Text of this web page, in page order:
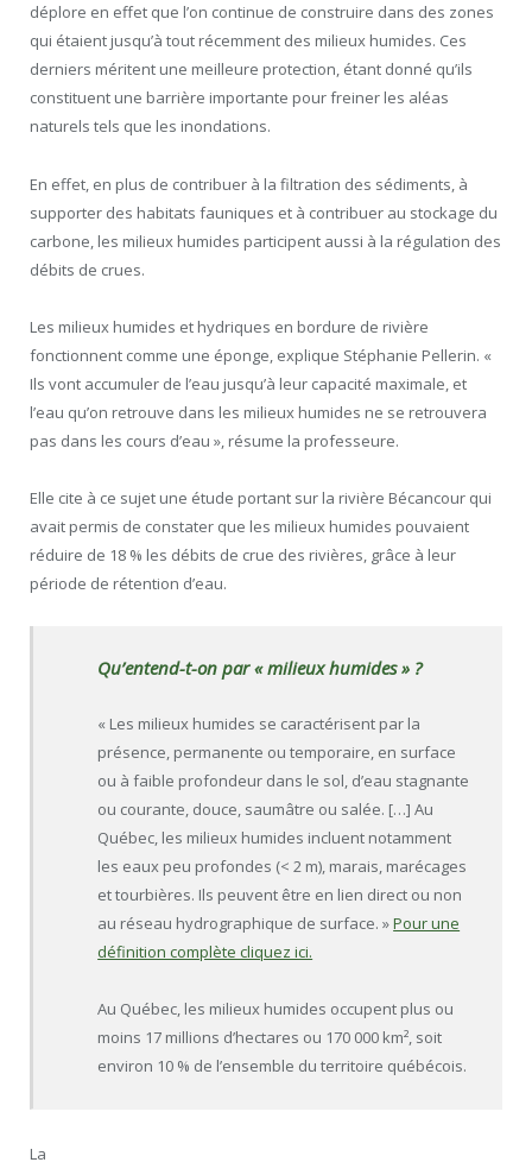
déplore en effet que l’on continue de construire dans des zones
qui étaient jusqu’à tout récemment des milieux humides. Ces
derniers méritent une meilleure protection, étant donné qu’ils
constituent une barrière importante pour freiner les aléas
naturels tels que les inondations.
En effet, en plus de contribuer à la filtration des sédiments, à
supporter des habitats fauniques et à contribuer au stockage du
carbone, les milieux humides participent aussi à la régulation des
débits de crues.
Les milieux humides et hydriques en bordure de rivière
fonctionnent comme une éponge, explique Stéphanie Pellerin. «
Ils vont accumuler de l’eau jusqu’à leur capacité maximale, et
l’eau qu’on retrouve dans les milieux humides ne se retrouvera
pas dans les cours d’eau », résume la professeure.
Elle cite à ce sujet une étude portant sur la rivière Bécancour qui
avait permis de constater que les milieux humides pouvaient
réduire de 18 % les débits de crue des rivières, grâce à leur
période de rétention d’eau.
Qu’entend-t-on par « milieux humides » ?
« Les milieux humides se caractérisent par la
présence, permanente ou temporaire, en surface
ou à faible profondeur dans le sol, d’eau stagnante
ou courante, douce, saumâtre ou salée. […] Au
Québec, les milieux humides incluent notamment
les eaux peu profondes (< 2 m), marais, marécages
et tourbières. Ils peuvent être en lien direct ou non
au réseau hydrographique de surface. »Pour une
définition complète cliquez ici.
Au Québec, les milieux humides occupent plus ou
moins 17 millions d’hectares ou 170 000 km², soit
environ 10 % de l’ensemble du territoire québécois.
La